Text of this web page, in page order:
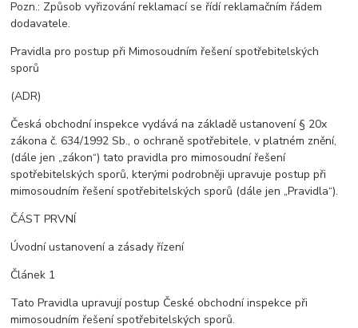
Pozn.: Způsob vyřizování reklamací se řídí reklamačním řádem
dodavatele.
Pravidla pro postup při Mimosoudním řešení spotřebitelských
sporů
(ADR)
Česká obchodní inspekce vydává na základě ustanovení § 20x
zákona č. 634/1992 Sb., o ochraně spotřebitele, v platném znění,
(dále jen „zákon“) tato pravidla pro mimosoudní řešení
spotřebitelských sporů, kterými podrobněji upravuje postup při
mimosoudním řešení spotřebitelských sporů (dále jen „Pravidla“).
ČÁST PRVNÍ
Úvodní ustanovení a zásady řízení
Článek 1
Tato Pravidla upravují postup České obchodní inspekce při
mimosoudním řešení spotřebitelských sporů.